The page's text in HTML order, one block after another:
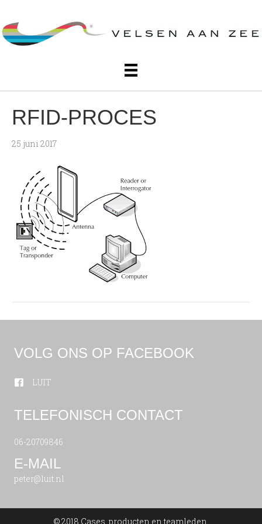
RFID-PROCES
25 juni 2017
VOLG ONS OP FACEBOOK
LUIT
TELEFONISCH CONTACT
06-20709846
E-MAIL
peter@luit.nl
© 2018 Cases, producten en teamleden.